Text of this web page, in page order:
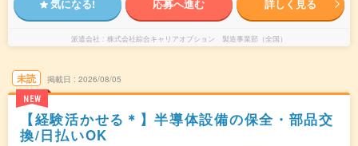
気になる! 応募へ進む 詳しく見る
派遣会社 株式会社綜合キャリアオプション 製造事業部（全国）
未読
NEW
掲載日 2026/08/05
【経験活かせる＊】半導体設備の保全・部品交
換/日払いOK